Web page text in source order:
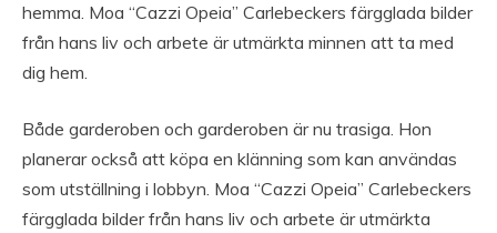
hemma. Moa “Cazzi Opeia” Carlebeckers färgglada bilder
från hans liv och arbete är utmärkta minnen att ta med
dig hem.
Både garderoben och garderoben är nu trasiga. Hon
planerar också att köpa en klänning som kan användas
som utställning i lobbyn. Moa “Cazzi Opeia” Carlebeckers
färgglada bilder från hans liv och arbete är utmärkta